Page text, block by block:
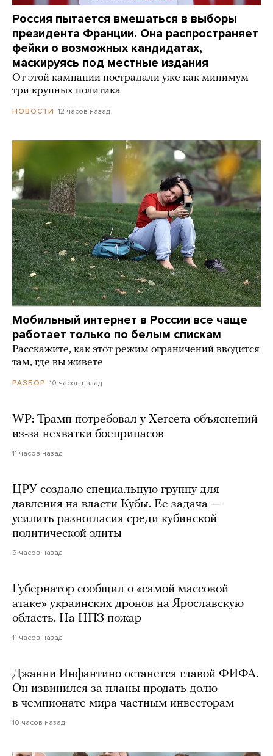
Россия пытается вмешаться в выборы
президента Франции. Она распространяет
фейки о возможных кандидатах,
маскируясь под местные издания
От этой кампании пострадали уже как минимум
три крупных политика
НОВОСТИ 12 часов назад
Мобильный интернет в России все чаще
работает только по белым спискам
Расскажите, как этот режим ограничений вводится
там, где вы живете
РАЗБОР 10 часов назад
WP: Трамп потребовал у Хегсета объяснений
из-за нехватки боеприпасов
11 часов назад
ЦРУ создало специальную группу для
давления на власти Кубы. Ее задача —
усилить разногласия среди кубинской
политической элиты
9 часов назад
Губернатор сообщил о «самой массовой
атаке» украинских дронов на Ярославскую
область. На НПЗ пожар
11 часов назад
Джанни Инфантино останется главой ФИФА.
Он извинился за планы продать долю
в чемпионате мира частным инвесторам
10 часов назад